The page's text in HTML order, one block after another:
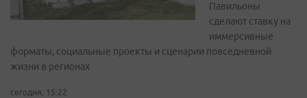
Павильоны
сделают ставку на
иммерсивные
форматы, социальные проекты и сценарии повседневной
жизни в регионах
сегодня, 15:22